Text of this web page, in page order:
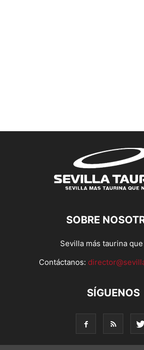
SOBRE
Sevilla más taurina
Contáctanos:
SÍGUENOS